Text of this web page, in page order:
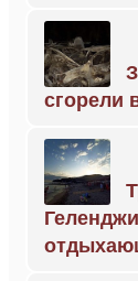
сгорели